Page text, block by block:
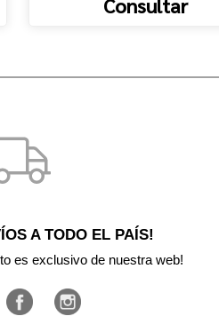
A TODO EL PAÍS!
es exclusivo de nuestra web!